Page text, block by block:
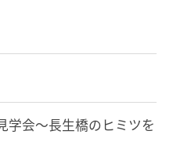
学会～長生橋のヒミツを